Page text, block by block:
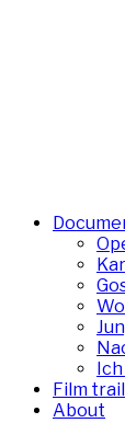
Film
About